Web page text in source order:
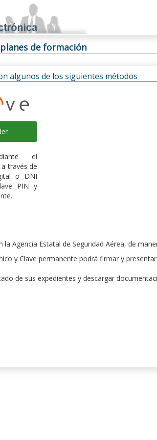
de formación
algunos de los siguientes métodos
el
a través de
o DNI
PIN y
Agencia Estatal de Seguridad Aérea, de
y Clave permanente podrá firmar y
de sus expedientes y descargar